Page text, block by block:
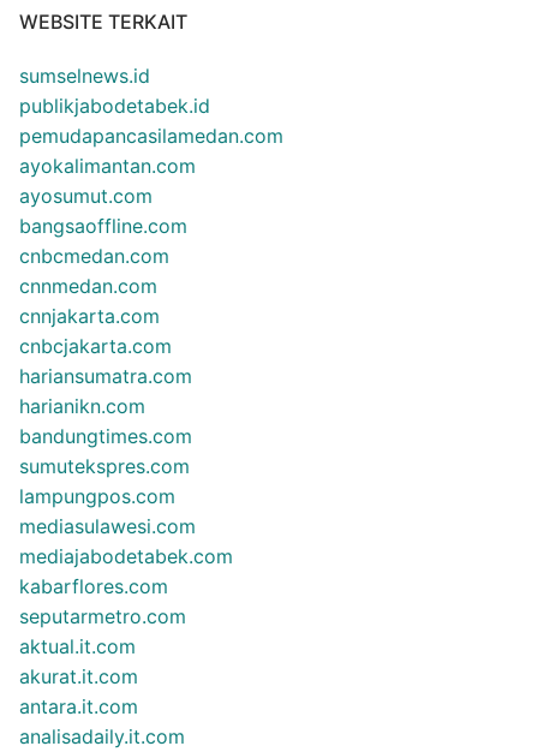
WEBSITE TERKAIT
sumselnews.id
publikjabodetabek.id
pemudapancasilamedan.com
ayokalimantan.com
ayosumut.com
bangsaoffline.com
cnbcmedan.com
cnnmedan.com
cnnjakarta.com
cnbcjakarta.com
hariansumatra.com
harianikn.com
bandungtimes.com
sumutekspres.com
lampungpos.com
mediasulawesi.com
mediajabodetabek.com
kabarflores.com
seputarmetro.com
aktual.it.com
akurat.it.com
antara.it.com
analisadaily.it.com